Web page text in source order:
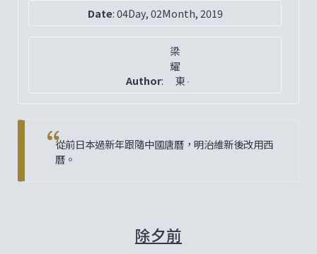
Date:04Day, 02Month, 2019
Author:
梁
耀
東
從前日本過新年跟隨中國唐曆，明治維新後改用西
曆。
除夕前